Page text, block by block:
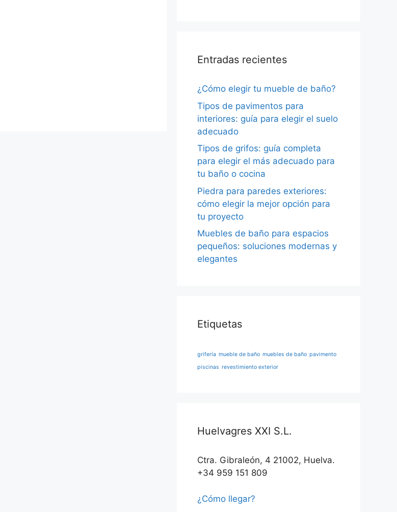
Entradas recientes
¿Cómo elegir tu mueble de baño?
Tipos de pavimentos para
interiores: guía para elegir el suelo
adecuado
Tipos de grifos: guía completa
para elegir el más adecuado para
tu baño o cocina
Piedra para paredes exteriores:
cómo elegir la mejor opción para
tu proyecto
Muebles de baño para espacios
pequeños: soluciones modernas y
elegantes
Etiquetas
grifería mueble de baño muebles de baño pavimento
piscinas revestimiento exterior
Huelvagres XXI S.L.
Ctra. Gibraleón, 4 21002, Huelva.
+34 959 151 809
¿Cómo llegar?